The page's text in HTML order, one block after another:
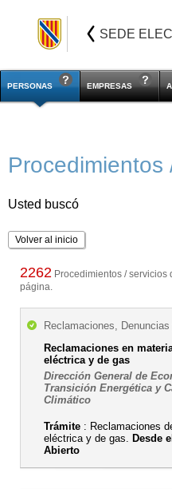
SEDE
PERSONAS EMPRESAS
Procedimientos
Usted buscó
Volver al inicio
2262 Procedimientos / servicios
página.
Reclamaciones,
Reclamaciones en
eléctrica y de gas
Dirección General de
Transición Energética y
Climático
Trámite : Reclamaciones
eléctrica y de gas. Desde el
Abierto